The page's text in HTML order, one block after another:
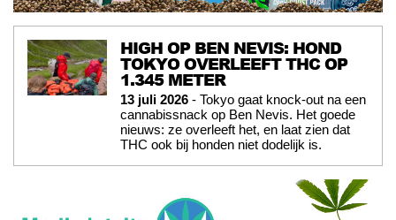
HIGH OP BEN NEVIS: HOND
TOKYO OVERLEEFT THC OP
1.345 METER
13 juli 2026 - Tokyo gaat knock-out na een
cannabissnack op Ben Nevis. Het goede
nieuws: ze overleeft het, en laat zien dat
THC ook bij honden niet dodelijk is.